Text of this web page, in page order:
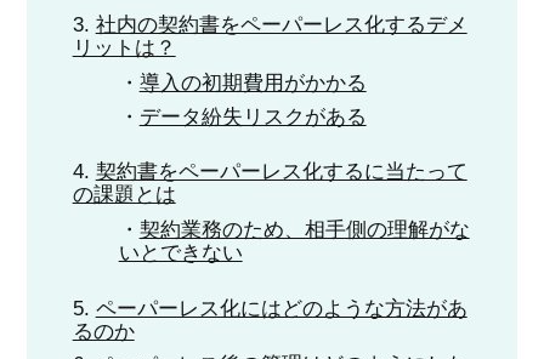
社内の契約書をペーパーレス化するデメ
リットは？
導入の初期費用がかかる
データ紛失リスクがある
契約書をペーパーレス化するに当たって
の課題とは
契約業務のため、相手側の理解がな
いとできない
ペーパーレス化にはどのような方法があ
るのか